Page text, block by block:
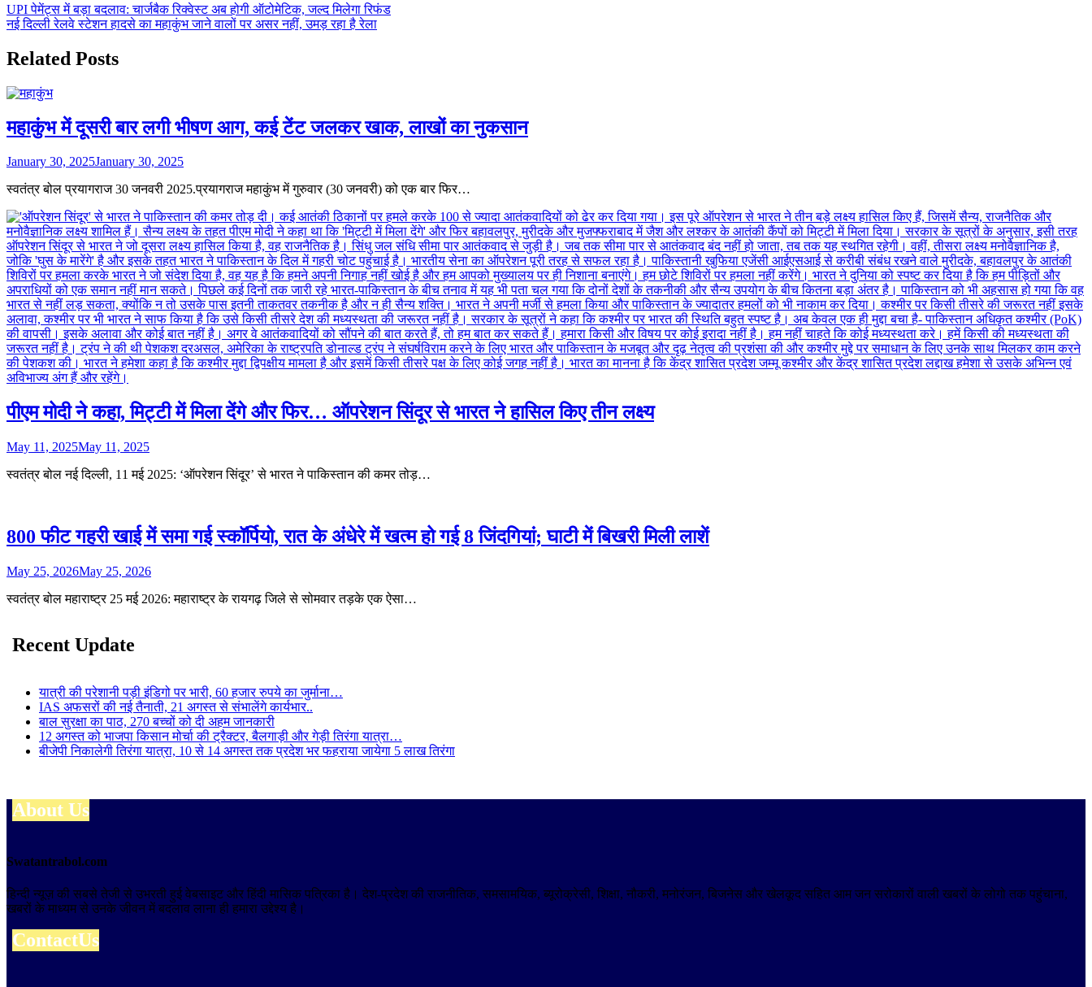
Post
navigation
UPI पेमेंट्स में बड़ा बदलाव: चार्जबैक रिक्वेस्ट अब होगी ऑटोमेटिक, जल्द मिलेगा रिफंड
नई दिल्ली रेलवे स्टेशन हादसे का महाकुंभ जाने वालों पर असर नहीं, उमड़ रहा है रेला
Related Posts
महाकुंभ में दूसरी बार लगी भीषण आग, कई टेंट जलकर खाक, लाखों का नुकसान
January 30, 2025January 30, 2025
स्वतंत्र बोल प्रयागराज 30 जनवरी 2025.प्रयागराज महाकुंभ में गुरुवार (30 जनवरी) को एक बार फिर…
पीएम मोदी ने कहा, मिट्टी में मिला देंगे और फिर… ऑपरेशन सिंदूर से भारत ने हासिल किए तीन लक्ष्य
May 11, 2025May 11, 2025
स्वतंत्र बोल नई दिल्ली, 11 मई 2025: ‘ऑपरेशन सिंदूर’ से भारत ने पाकिस्तान की कमर तोड़…
800 फीट गहरी खाई में समा गई स्कॉर्पियो, रात के अंधेरे में खत्म हो गई 8 जिंदगियां; घाटी में बिखरी मिली लाशें
May 25, 2026May 25, 2026
स्वतंत्र बोल महाराष्ट्र 25 मई 2026: महाराष्ट्र के रायगढ़ जिले से सोमवार तड़के एक ऐसा…
Recent Update
यात्री की परेशानी पड़ी इंडिगो पर भारी, 60 हजार रुपये का जुर्माना…
IAS अफसरों की नई तैनाती, 21 अगस्त से संभालेंगे कार्यभार..
बाल सुरक्षा का पाठ, 270 बच्चों को दी अहम जानकारी
12 अगस्त को भाजपा किसान मोर्चा की ट्रैक्टर, बैलगाड़ी और गेड़ी तिरंगा यात्रा…
बीजेपी निकालेगी तिरंगा यात्रा, 10 से 14 अगस्त तक प्रदेश भर फहराया जायेगा 5 लाख तिरंगा
About Us
Swatantrabol.com
हिन्दी न्यूज़ की सबसे तेजी से उभरती हुई वेबसाइट और हिंदी मासिक पत्रिका है। देश-प्रदेश की राजनीतिक, समसामयिक, ब्यूरोक्रेसी, शिक्षा, नौकरी, मनोरंजन, बिजनेस और खेलकूद सहित आम जन सरोकारों वाली खबरों के लोगो तक पहुंचाना,
खबरों के माध्यम से उनके जीवन में बदलाव लाना ही हमारा उद्देश्य है।
ContactUs